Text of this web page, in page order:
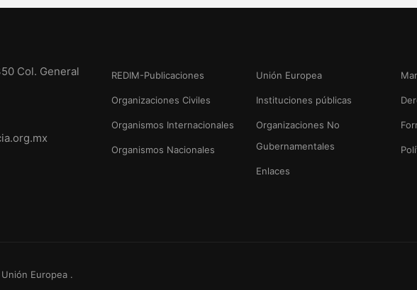
Col. General
REDIM-Publicaciones
Organizaciones Civiles
Organismos Internacionales
Organismos Nacionales
Unión Europea
Instituciones públicas
Organizaciones No
Gubernamentales
Enlaces
Europea .